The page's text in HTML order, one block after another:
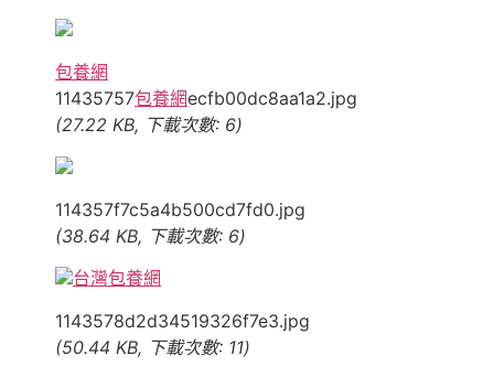
包養網
11435757包養網ecfb00dc8aa1a2.jpg
(27.22 KB, 下載次數: 6)
114357f7c5a4b500cd7fd0.jpg
(38.64 KB, 下載次數: 6)
台灣包養網
1143578d2d34519326f7e3.jpg
(50.44 KB, 下載次數: 11)